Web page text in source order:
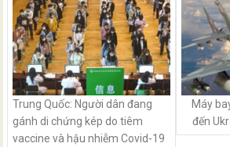
Trung Quốc: Người dân đang
gánh di chứng kép do tiêm
vaccine và hậu nhiễm Covid-19
Máy
đến